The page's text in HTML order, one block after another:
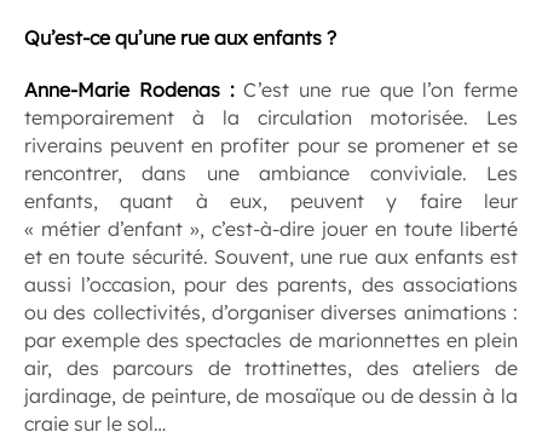
Qu’est-ce qu’une rue aux enfants ?
Anne-Marie Rodenas :C’est une rue que l’on ferme
temporairement à la circulation motorisée. Les
riverains peuvent en profiter pour se promener et se
rencontrer, dans une ambiance conviviale. Les
enfants, quant à eux, peuvent y faire leur
« métier d’enfant », c’est-à-dire jouer en toute liberté
et en toute sécurité. Souvent, une rue aux enfants est
aussi l’occasion, pour des parents, des associations
ou des collectivités, d’organiser diverses animations :
par exemple des spectacles de marionnettes en plein
air, des parcours de trottinettes, des ateliers de
jardinage, de peinture, de mosaïque ou de dessin à la
craie sur le sol…